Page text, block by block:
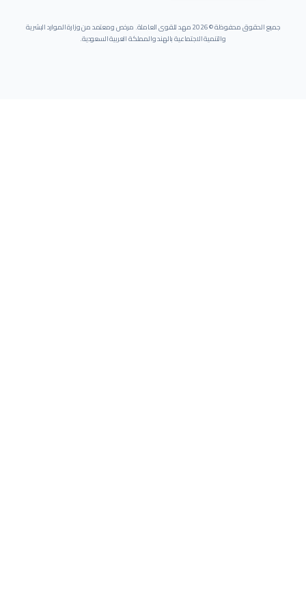
جميع الحقوق محفوظة ©2026مهد للقوى العاملة. مرخص ومعتمد من وزارة الموارد البشرية
والتنمية الاجتماعية بالهند والمملكة العربية السعودية.